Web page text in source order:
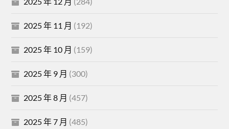
2025 年 11 月 (192)
2025 年 10 月 (159)
2025 年 9 月 (300)
2025 年 8 月 (457)
2025 年 7 月 (485)